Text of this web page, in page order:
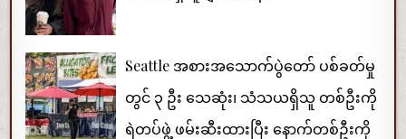
Seattle အစားအသောက်ပွဲတော် ပစ်ခတ်မှု
တွင် ၃ ဦး သေဆုံး၊ သံသယရှိသူ တစ်ဦးကို
ရဲတပ်ဖွဲ့ ဖမ်းဆီးထားပြီး နောက်တစ်ဦးကို